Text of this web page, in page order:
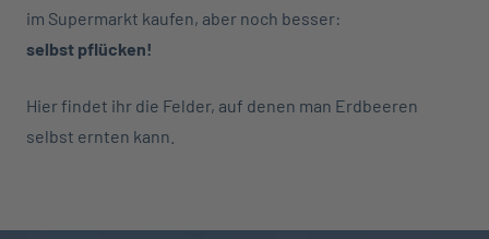
im Supermarkt kaufen, aber noch besser:
selbst pflücken!
Hier findet ihr die Felder, auf denen man Erdbeeren
selbst ernten kann.